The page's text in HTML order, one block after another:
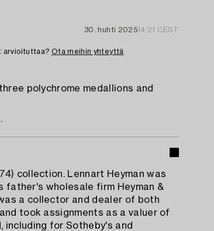
30. huhti 202514:21 CEST
arvioituttaa? Ota meihin yhteyttä
polychrome medallions and
collection. Lennart Heyman was
father's wholesale firm Heyman &
a collector and dealer of both
took assignments as a valuer of
including for Sotheby's and